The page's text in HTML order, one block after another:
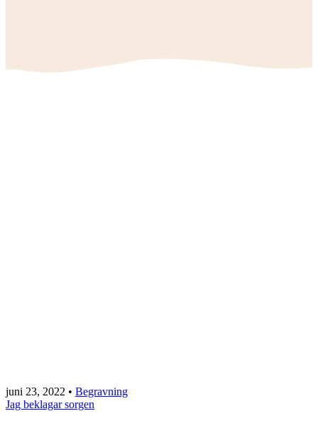
juni 23, 2022 • Begravning
Jag beklagar sorgen